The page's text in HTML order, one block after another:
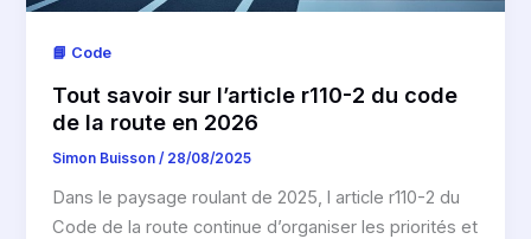
📘 Code
Tout savoir sur l’article r110-2 du code
de la route en 2026
Simon Buisson/ 28/08/2025
Dans le paysage roulant de 2025, l article r110-2 du
Code de la route continue d’organiser les priorités et